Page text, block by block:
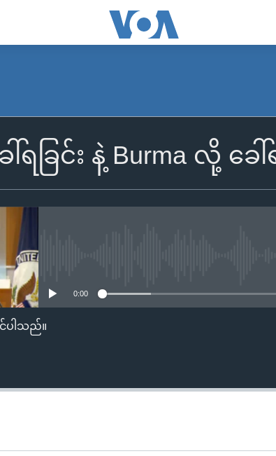
ခြင်း နဲ့ Burma လို့ ခေါ်
0:00
ပါသည်။